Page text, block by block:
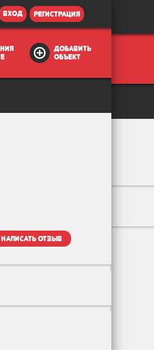
вход регистрация
добавить
объект
написать отзыв